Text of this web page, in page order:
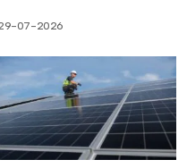
07-2026